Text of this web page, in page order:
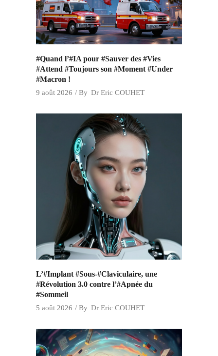
#Quand l’#IA pour #Sauver des #Vies
#Attend #Toujours son #Moment #Under
#Macron !
9 août 2026 By Dr Eric COUHET
L’#Implant #Sous-#Claviculaire, une
#Révolution 3.0 contre l’#Apnée du
#Sommeil
5 août 2026 By Dr Eric COUHET